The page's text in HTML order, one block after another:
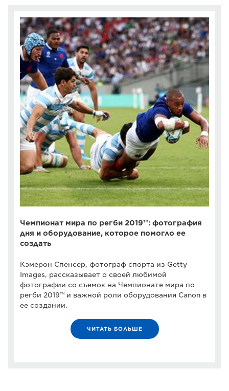
Чемпионат мира по регби 2019™: фотография
дня и оборудование, которое помогло ее
создать
Кэмерон Спенсер, фотограф спорта из Getty
Images, рассказывает о своей любимой
фотографии со съемок на Чемпионате мира по
регби 2019™ и важной роли оборудования Canon в
ее создании.
ЧИТАТЬ БОЛЬШЕ